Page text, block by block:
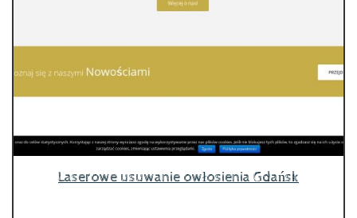
Laserowe usuwanie owłosienia Gdańsk